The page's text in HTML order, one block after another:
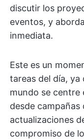
discutir los
eventos, y
inmediata.
Este es un
tareas del día, ya
mundo se centre
desde
actualizaciones
compromiso de